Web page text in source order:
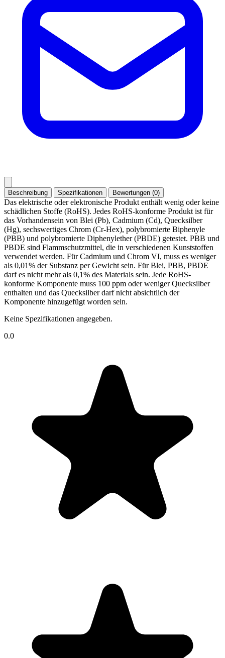
Beschreibung Spezifikationen Bewertungen (0)
Das elektrische oder elektronische Produkt enthält wenig oder keine
schädlichen Stoffe (RoHS). Jedes RoHS-konforme Produkt ist für
das Vorhandensein von Blei (Pb), Cadmium (Cd), Quecksilber
(Hg), sechswertiges Chrom (Cr-Hex), polybromierte Biphenyle
(PBB) und polybromierte Diphenylether (PBDE) getestet. PBB und
PBDE sind Flammschutzmittel, die in verschiedenen Kunststoffen
verwendet werden. Für Cadmium und Chrom VI, muss es weniger
als 0,01% der Substanz per Gewicht sein. Für Blei, PBB, PBDE
darf es nicht mehr als 0,1% des Materials sein. Jede RoHS-
konforme Komponente muss 100 ppm oder weniger Quecksilber
enthalten und das Quecksilber darf nicht absichtlich der
Komponente hinzugefügt worden sein.
Keine Spezifikationen angegeben.
0.0